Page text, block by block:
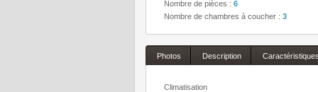
Nombre de pièces : 6
Nombre de chambres à coucher : 3
Photos Description
Climatisation